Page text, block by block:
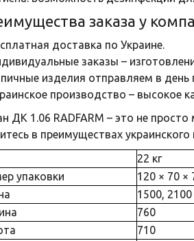
заказа у
доставка по Украине.
заказы –
изделия отправляем в день
производство – высокое
ДК 1.06 RADFARM – это не
в преимуществах
22 кг
упаковки
120 × 70 ×
1500, 2100
760
710